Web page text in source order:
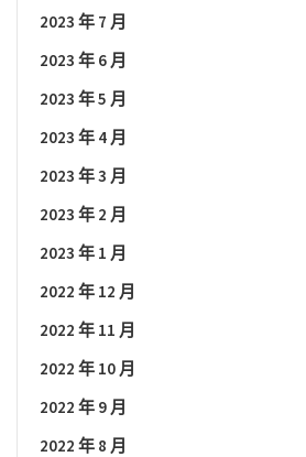
2023 年 7 月
2023 年 6 月
2023 年 5 月
2023 年 4 月
2023 年 3 月
2023 年 2 月
2023 年 1 月
2022 年 12 月
2022 年 11 月
2022 年 10 月
2022 年 9 月
2022 年 8 月